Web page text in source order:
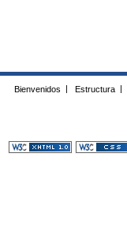
Bienvenidos Estructura